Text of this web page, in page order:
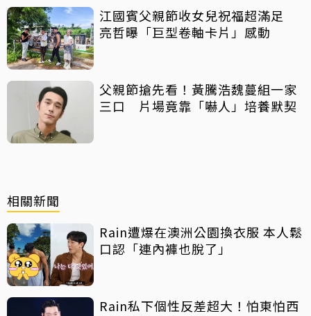
江國賓父親節收女兒祝福超滿足
亮哲曝「巨型卷軸卡片」感動
父親節搶先看！黃騰浩魏蔓組一家
三口 片場竟靠「嚇人」培養默契
相關新聞
Rain遭爆在澳洲公園換衣服 本人鬆
口認「連內褲也脫了」
Rain私下個性反差超大！怕東怕西